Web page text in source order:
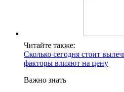
Читайте также:
Сколько сегодня стоит
факторы влияют на цену
Важно знать